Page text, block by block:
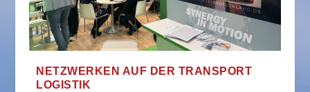
NETZWERKEN AUF DER TRANSPORT
LOGISTIK